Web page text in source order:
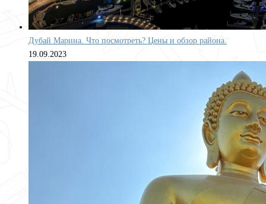
Дубай Марина. Что посмотреть? Цены и обзор района.
19.09.2023